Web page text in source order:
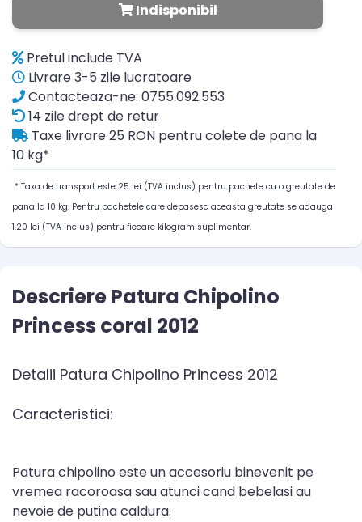
Indisponibil
Pretul include TVA
Livrare 3-5 zile lucratoare
Contacteaza-ne: 0755.092.553
14 zile drept de retur
Taxe livrare 25 RON pentru colete de pana la
10 kg*
* Taxa de transport este 25 lei (TVA inclus) pentru pachete cu o greutate de
pana la 10 kg. Pentru pachetele care depasesc aceasta greutate se adauga
1.20 lei (TVA inclus) pentru fiecare kilogram suplimentar.
Descriere Patura Chipolino
Princess coral 2012
Detalii Patura Chipolino Princess 2012
Caracteristici:
Patura chipolino este un accesoriu binevenit pe
vremea racoroasa sau atunci cand bebelasi au
nevoie de putina caldura.